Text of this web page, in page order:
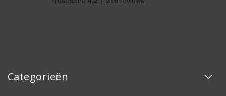
Categorieën